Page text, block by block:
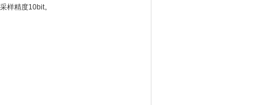
样精度10bit。